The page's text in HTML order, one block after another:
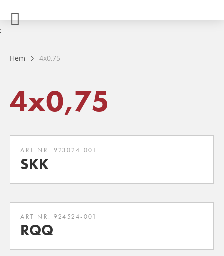
;
Hem 4x0,75
4x0,75
ART NR. 923024-001
SKK
ART NR. 924524-001
RQQ